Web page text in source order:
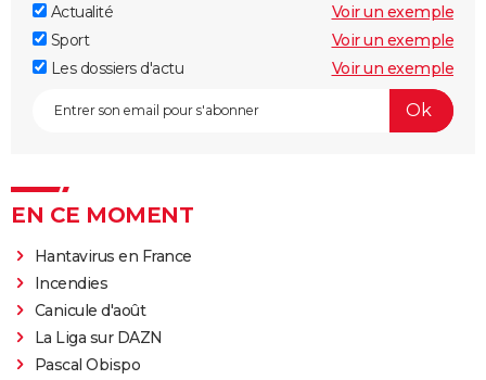
Actualité
Voir un exemple
Sport
Voir un exemple
Les dossiers d'actu
Voir un exemple
EN CE MOMENT
Hantavirus en France
Incendies
Canicule d'août
La Liga sur DAZN
Pascal Obispo